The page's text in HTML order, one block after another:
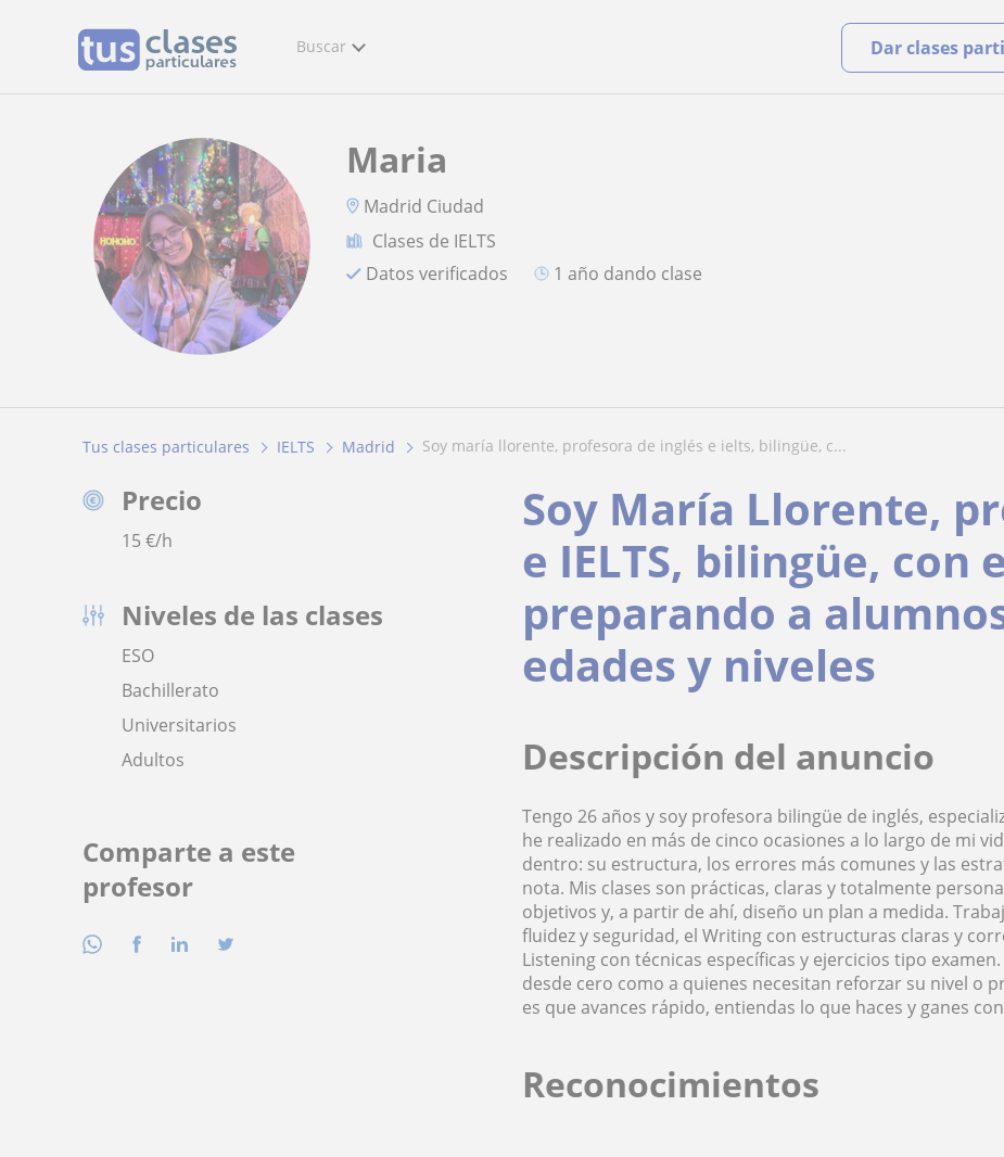
Buscar Dar clases
Maria
Madrid Ciudad
Clases de IELTS
Datos verificados
1 año dando clase
Tus clases particulares IELTS Madrid soy maría llorente, profesora de inglés e ielts, bilingüe, c...
Precio
15€/h
Niveles de las clases
ESO
Bachillerato
Universitarios
Adultos
Comparte a este
profesor
Soy María Llorente,
e IELTS, bilingüe, con
preparando a
edades y niveles
Descripción del anuncio
Tengo 26 años y soy profesora bilingüe de inglés,
he realizado en más de cinco ocasiones a lo largo de mi
dentro: su estructura, los errores más comunes y las
nota. Mis clases son prácticas, claras y totalmente
objetivos y, a partir de ahí, diseño un plan a medida.
fluidez y seguridad, el Writing con estructuras claras y
Listening con técnicas específicas y ejercicios tipo
desde cero como a quienes necesitan reforzar su nivel o
es que avances rápido, entiendas lo que haces y ganes
Reconocimientos